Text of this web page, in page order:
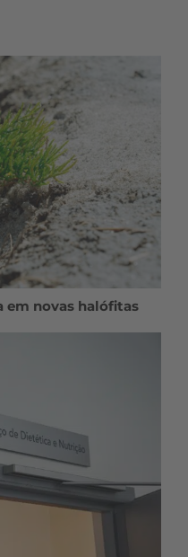
em novas halófitas